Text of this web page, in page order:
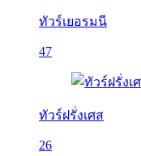
ทัวร์เยอรมนี
47
ทัวร์ฝรั่งเศส
26